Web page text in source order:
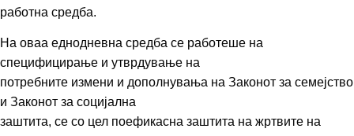
работна средба.
На оваа еднодневна средба се работеше на
специфицирање и утврдување на
потребните измени и дополнувања на Законот за семејство
и Законот за социјална
заштита, се со цел поефикасна заштита на жртвите на